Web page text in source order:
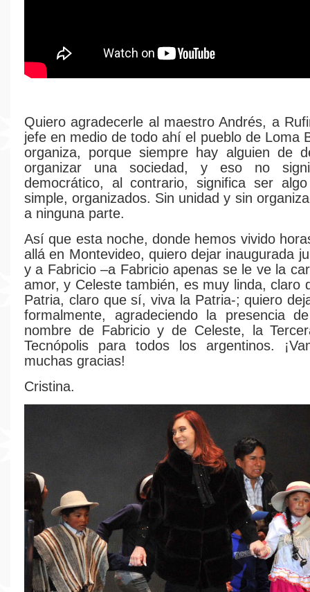
Quiero agradecerle al maestro Andrés, a
jefe en medio de todo ahí el pueblo de Loma
organiza, porque siempre hay alguien de
organizar una sociedad, y eso no
democrático, al contrario, significa ser
simple, organizados. Sin unidad y sin
a ninguna parte.
Así que esta noche, donde hemos vivido
allá en Montevideo, quiero dejar inaugurada
y a Fabricio –a Fabricio apenas se le ve la
amor, y Celeste también, es muy linda, claro
Patria, claro que sí, viva la Patria-; quiero
formalmente, agradeciendo la presencia
nombre de Fabricio y de Celeste, la
Tecnópolis para todos los argentinos.
muchas gracias!
Cristina.